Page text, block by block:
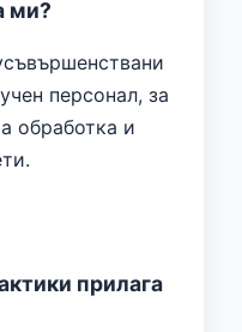
ми?
персонал, за
обработка и
прилага